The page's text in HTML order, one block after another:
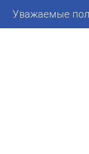
Уважаемые